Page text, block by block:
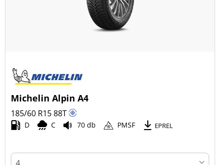
Michelin Alpin A4
185/60 R1588T
D C 70 db PMSF EPREL